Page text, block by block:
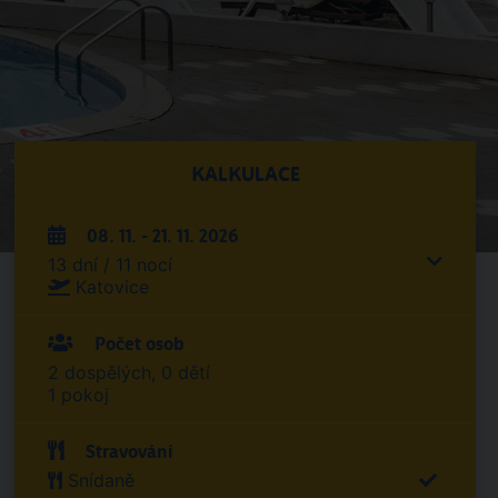
KALKULACE
08. 11. - 21. 11. 2026
13 dní / 11 nocí
Katovice
Počet osob
2 dospělých, 0 dětí
1 pokoj
Stravování
Snídaně